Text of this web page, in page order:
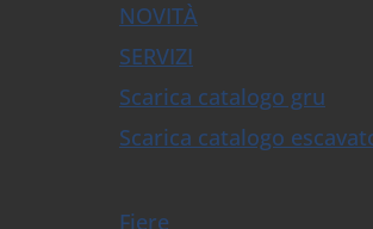
NOVITÀ
SERVIZI
Scarica catalogo gru
Scarica catalogo
Fiere